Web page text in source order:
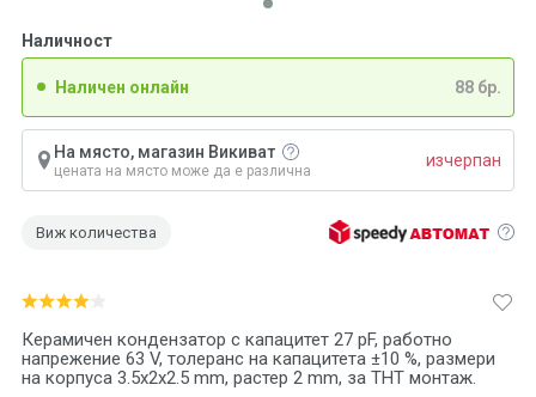
Керамичен кондензатор с капацитет 27 pF, работно
напрежение 63 V, толеранс на капацитета ±10 %, размери
на корпуса 3.5x2x2.5 mm, растер 2 mm, за THT монтаж.
Наличност
Наличен онлайн 88 бр.
На място, магазин Викиват
цената на място може да е различна
изчерпан
Виж количества